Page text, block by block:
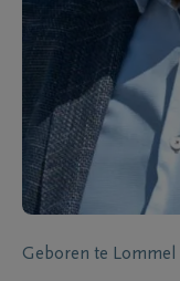
Geboren te Lommel